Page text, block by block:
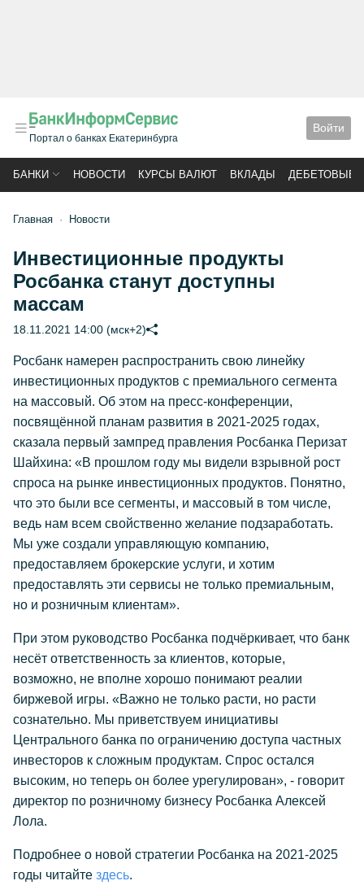
Портал о банках Екатеринбурга
Войти
БАНКИ НОВОСТИ КУРСЫ ВАЛЮТ ВКЛАДЫ ДЕБЕТОВЫЕ
Главная Новости
Инвестиционные продукты
Росбанка станут доступны
массам
18.11.2021 14:00 (мск+2)
Росбанк намерен распространить свою линейку
инвестиционных продуктов с премиального сегмента
на массовый. Об этом на пресс-конференции,
посвящённой планам развития в 2021-2025 годах,
сказала первый зампред правления Росбанка Перизат
Шайхина: «В прошлом году мы видели взрывной рост
спроса на рынке инвестиционных продуктов. Понятно,
что это были все сегменты, и массовый в том числе,
ведь нам всем свойственно желание подзаработать.
Мы уже создали управляющую компанию,
предоставляем брокерские услуги, и хотим
предоставлять эти сервисы не только премиальным,
но и розничным клиентам».
При этом руководство Росбанка подчёркивает, что банк
несёт ответственность за клиентов, которые,
возможно, не вполне хорошо понимают реалии
биржевой игры. «Важно не только расти, но расти
сознательно. Мы приветствуем инициативы
Центрального банка по ограничению доступа частных
инвесторов к сложным продуктам. Спрос остался
высоким, но теперь он более урегулирован», - говорит
директор по розничному бизнесу Росбанка Алексей
Лола.
Подробнее о новой стратегии Росбанка на 2021-2025
годы читайте здесь.